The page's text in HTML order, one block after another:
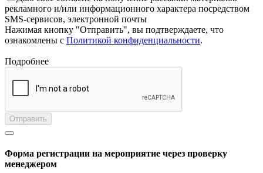
рекламного и/или информационного характера посредством
SMS-сервисов, электронной почты
Нажимая кнопку "Отправить", вы подтверждаете, что
ознакомлены с Политикой конфиденциальности.
Подробнее
Отправить
Форма регистрации на мероприятие через проверку
менеджером